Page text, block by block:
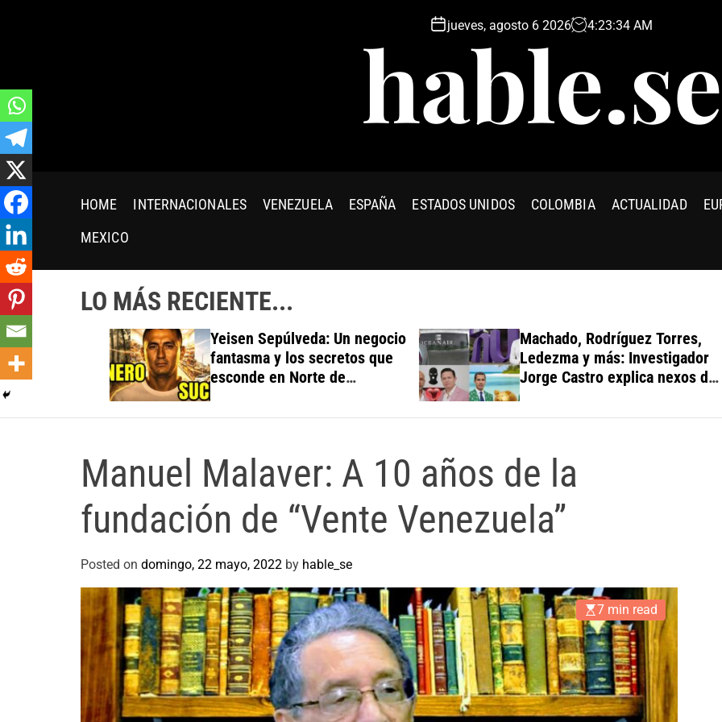
t
o
t
e
n
t
jueves, agosto 6 2026 4:23:35 AM
hable.se
HOME INTERNACIONALES VENEZUELA ESPAÑA ESTADOS UNIDOS COLOMBIA ACTUALIDAD
MEXICO
LO MÁS RECIENTE...
Yeisen Sepúlveda: Un negocio
fantasma y los secretos que
esconde en Norte de
Santander
Machado, Rodríguez Torres,
Ledezma y más: Investigador
Jorge Castro explica nexos de
la “farsa multicolor”
Manuel Malaver: A 10 años de la
fundación de “Vente Venezuela”
Posted on domingo, 22 mayo, 2022 by hable_se
7 min read